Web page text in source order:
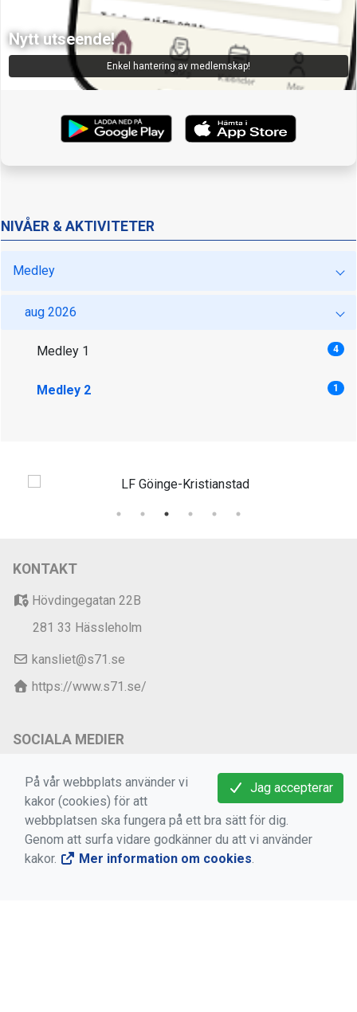
Nytt utseende!
Enkel hantering av medlemskap!
NIVÅER & AKTIVITETER
Medley
aug 2026
Medley 1 4
Medley 2 1
KONTAKT
Hövdingegatan 22B
281 33 Hässleholm
kansliet@s71.se
https://www.s71.se/
SOCIALA MEDIER
S 71 på Instagram
S 71 på YouTube
S 71 på Threads
Jag accepterar
På vår webbplats använder vi
kakor (cookies) för att
webbplatsen ska fungera på ett bra sätt för dig.
Genom att surfa vidare godkänner du att vi använder
kakor.
Mer information om cookies.